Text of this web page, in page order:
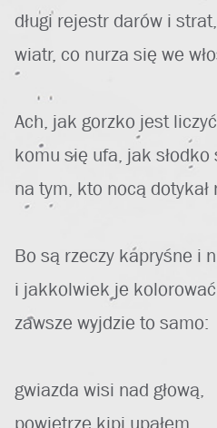
długi rejestr darów i strat,
wiatr, co nurza się we
Ach, jak gorzko jest
komu się ufa, jak słodko
na tym, kto nocą dotykał
Bo są rzeczy kapryśne i
i jakkolwiek je
zawsze wyjdzie to samo:
gwiazda wisi nad głową,